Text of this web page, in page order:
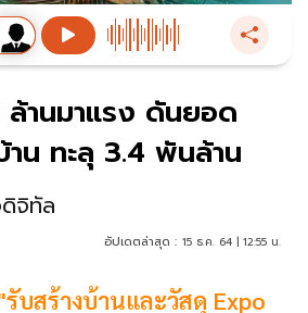
านมาแรง ดันยอด
าน ทะลุ 3.4 พันล้าน
จิทัล
อัปเดตล่าสุด : 15 ธ.ค. 64 | 12:55 น.
บสร้างบ้านและวัสดุ Expo